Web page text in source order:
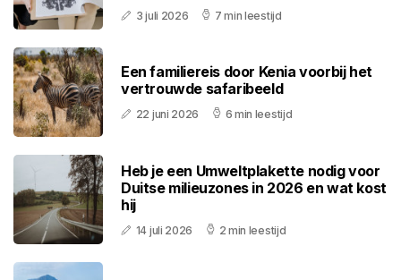
3 juli 2026 7 min leestijd
Een familiereis door Kenia voorbij het
vertrouwde safaribeeld
22 juni 2026 6 min leestijd
Heb je een Umweltplakette nodig voor
Duitse milieuzones in 2026 en wat kost
hij
14 juli 2026 2 min leestijd